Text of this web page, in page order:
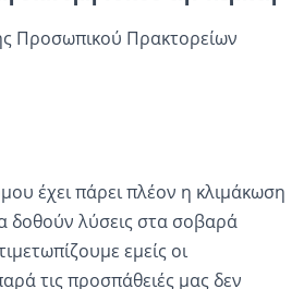
Προσωπικού Πρακτορείων
έχει πάρει πλέον η κλιμάκωση
δοθούν λύσεις στα σοβαρά
εμείς οι
τις προσπάθειές μας δεν